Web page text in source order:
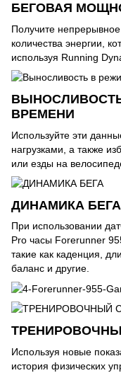
БЕГОВАЯ
Получите
количества энергии,
используя Running
ВРЕМЕНИ
Используйте эти
нагрузками, а также
или езды на
ДИНАМИКА БЕГА
При использовании
Pro часы Forerunner
такие как каденция,
баланс и другие.
Используя новые
история физических